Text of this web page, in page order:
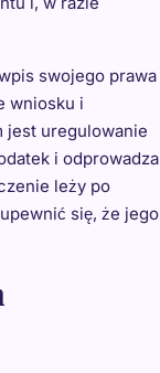
swojego prawa
wniosku i
jest uregulowanie
i odprowadza
leży po
się, że jego